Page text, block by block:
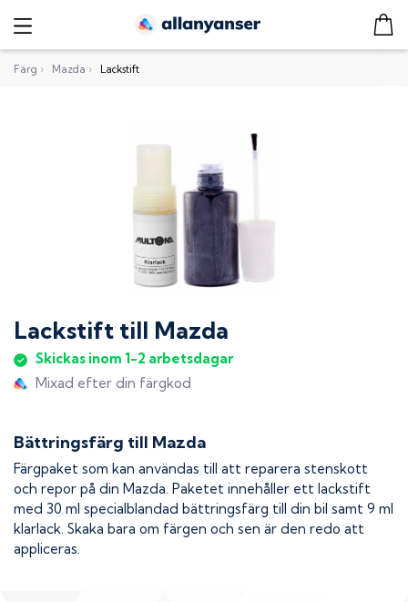
Färg › Mazda › Lackstift
Lackstift till Mazda
Skickas inom 1-2 arbetsdagar
Mixad efter din färgkod
Bättringsfärg till Mazda
Färgpaket som kan användas till att reparera stenskott
och repor på din Mazda. Paketet innehåller ett lackstift
med 30 ml specialblandad bättringsfärg till din bil samt 9 ml
klarlack. Skaka bara om färgen och sen är den redo att
appliceras.